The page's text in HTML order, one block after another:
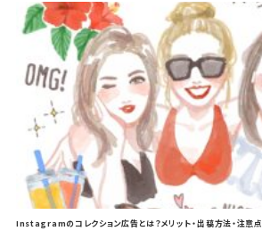
Instagramのコレクション広告とは？メリット・出稿方法・注意点